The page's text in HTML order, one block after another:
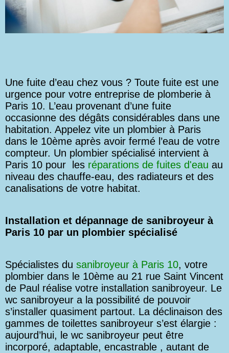
Une fuite d’eau chez vous ? Toute fuite est une
urgence pour votre entreprise de plomberie à
Paris 10. L’eau provenant d’une fuite
occasionne des dégâts considérables dans une
habitation. Appelez vite un plombier à Paris
dans le 10ème après avoir fermé l’eau de votre
compteur. Un plombier spécialisé intervient à
Paris 10 pour les réparations de fuites d'eau au
niveau des chauffe-eau, des radiateurs et des
canalisations de votre habitat.
Installation et dépannage de sanibroyeur à
Paris 10 par un plombier spécialisé
Spécialistes du sanibroyeur à Paris 10, votre
plombier dans le 10ème au 21 rue Saint Vincent
de Paul réalise votre installation sanibroyeur. Le
wc sanibroyeur a la possibilité de pouvoir
s’installer quasiment partout. La déclinaison des
gammes de toilettes sanibroyeur s’est élargie :
aujourd’hui, le wc sanibroyeur peut être
incorporé, adaptable, encastrable , autant de